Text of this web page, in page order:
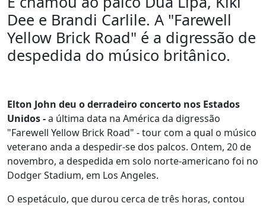
Dee e Brandi Carlile. A "Farewell
Yellow Brick Road" é a digressão de
despedida do músico britânico.
Elton John deu o derradeiro concerto nos Estados
Unidos -a última data na América da digressão
"Farewell Yellow Brick Road" - tour com a qual o músico
veterano anda a despedir-se dos palcos. Ontem, 20 de
novembro, a despedida em solo norte-americano foi no
Dodger Stadium, em Los Angeles.
O espetáculo, que durou cerca de três horas, contou